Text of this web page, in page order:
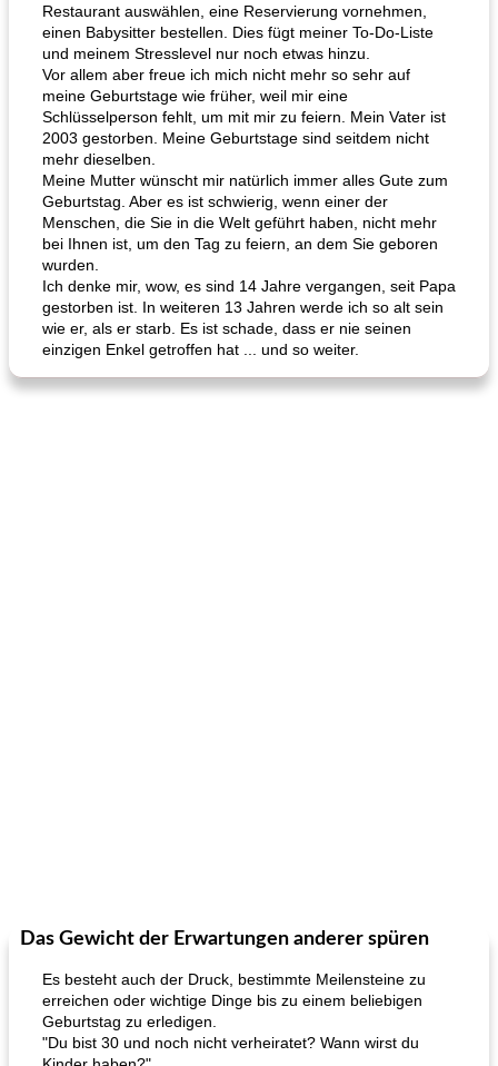
Restaurant auswählen, eine Reservierung vornehmen,
einen Babysitter bestellen. Dies fügt meiner To-Do-Liste
und meinem Stresslevel nur noch etwas hinzu.
Vor allem aber freue ich mich nicht mehr so ​​sehr auf
meine Geburtstage wie früher, weil mir eine
Schlüsselperson fehlt, um mit mir zu feiern. Mein Vater ist
2003 gestorben. Meine Geburtstage sind seitdem nicht
mehr dieselben.
Meine Mutter wünscht mir natürlich immer alles Gute zum
Geburtstag. Aber es ist schwierig, wenn einer der
Menschen, die Sie in die Welt geführt haben, nicht mehr
bei Ihnen ist, um den Tag zu feiern, an dem Sie geboren
wurden.
Ich denke mir, wow, es sind 14 Jahre vergangen, seit Papa
gestorben ist. In weiteren 13 Jahren werde ich so alt sein
wie er, als er starb. Es ist schade, dass er nie seinen
einzigen Enkel getroffen hat ... und so weiter.
Das Gewicht der Erwartungen anderer spüren
Es besteht auch der Druck, bestimmte Meilensteine ​​zu
erreichen oder wichtige Dinge bis zu einem beliebigen
Geburtstag zu erledigen.
"Du bist 30 und noch nicht verheiratet? Wann wirst du